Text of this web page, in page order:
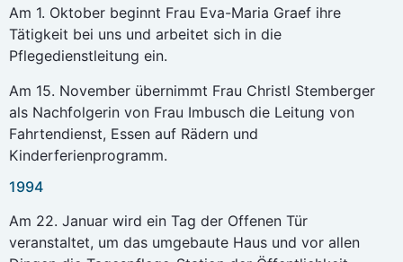
Am 1. Oktober beginnt Frau Eva-Maria Graef ihre
Tätigkeit bei uns und arbeitet sich in die
Pflegedienstleitung ein.
Am 15. November übernimmt Frau Christl Stemberger
als Nachfolgerin von Frau Imbusch die Leitung von
Fahrtendienst, Essen auf Rädern und
Kinderferienprogramm.
1994
Am 22. Januar wird ein Tag der Offenen Tür
veranstaltet, um das umgebaute Haus und vor allen